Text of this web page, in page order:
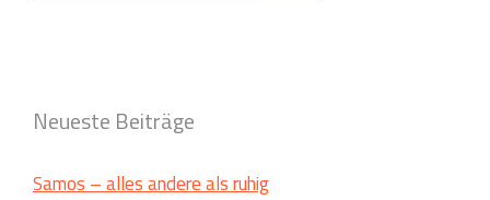
Neueste Beiträge
Samos – alles andere als ruhig